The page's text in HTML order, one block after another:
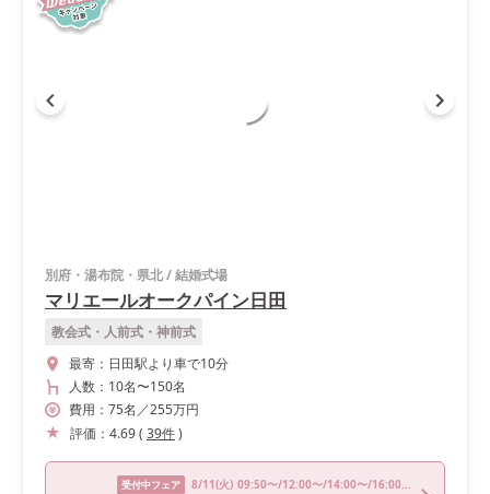
別府・湯布院・県北/結婚式場
マリエールオークパイン日田
教会式・人前式・神前式
最寄： 日田駅より車で10分
人数： 10名〜150名
費用： 75名 ／255万円
評価： 4.69( 39件)
受付中フェア 8/11(火) 09:50〜/12:00〜/14:00〜/16:00〜